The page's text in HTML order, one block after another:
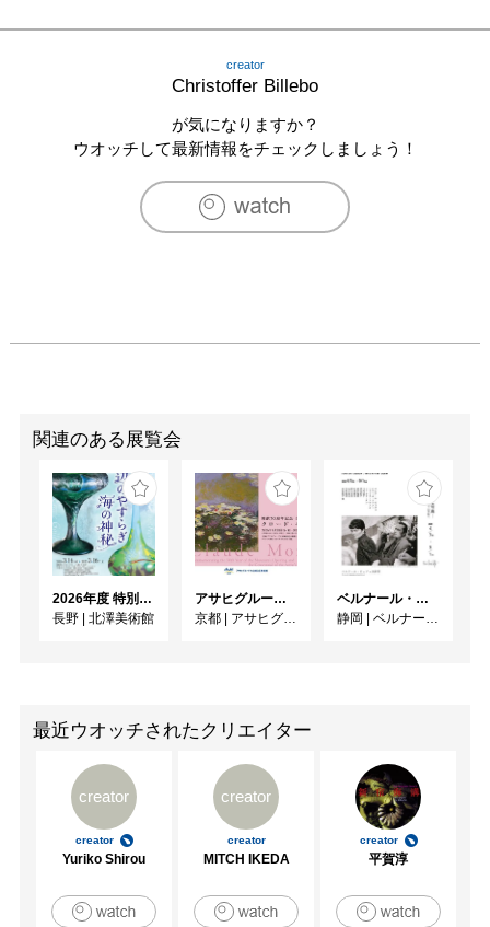
creator
Christoffer Billebo
が気になりますか？
ウオッチして最新情報をチェックしましょう！
関連のある展覧会
2026年度 特別展「ガレとドーム、アール･ヌーヴォーのガラス 水辺のやすらぎ、海の神秘」
長野 | 北澤美術館
アサヒグループ大山崎山荘美術館 開館30周年記念展「没後100年 クロード・モネ」
京都 | アサヒグループ大山崎山荘美術館
ベルナール・ビュフェと写真 ーカメラがとらえたビュフェとその時代、そして21 世紀へ
静岡 | ベルナール・ビュフェ美術館
最近ウオッチされたクリエイター
creator
creator
Yuriko Shirou
creator
creator
MITCH IKEDA
creator
平賀淳